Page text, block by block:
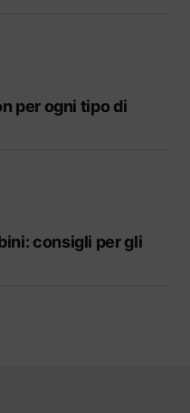
per ogni tipo di
consigli per gli